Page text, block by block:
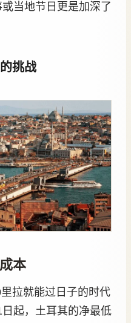
或当地节日更是加深了
挑战
本
拉就能过日子的时代
起，土耳其的净最低